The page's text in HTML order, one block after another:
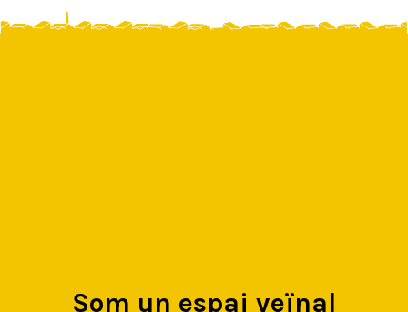
Som un espai veïnal